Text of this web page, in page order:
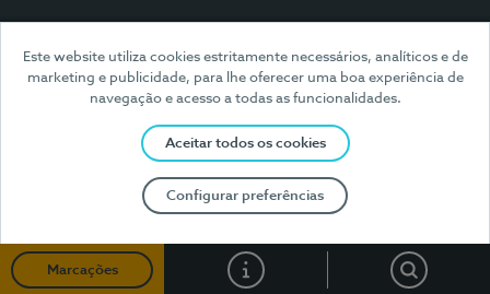
Este website utiliza cookies estritamente necessários, analíticos e de
marketing e publicidade, para lhe oferecer uma boa experiência de
navegação e acesso a todas as funcionalidades.
Aceitar todos os cookies
Configurar preferências
Marcações Apoio ao cliente